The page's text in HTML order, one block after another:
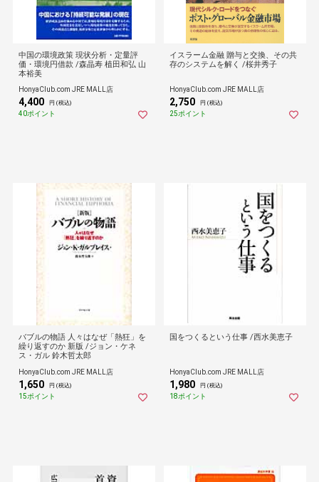
中国の環境政策 現状分析・定量評
価・環境円借款 /森晶寿 植田和弘 山
本裕美
HonyaClub.com JRE MALL店
4,400 円 (税込)
40ポイント
イスラーム金融 贈与と交換、その共
存のシステムを解く /桜井秀子
HonyaClub.com JRE MALL店
2,750 円 (税込)
25ポイント
バブルの物語 人々はなぜ「熱狂」を
繰り返すのか 新版 /ジョン・ケネ
ス・ガル 鈴木哲太郎
HonyaClub.com JRE MALL店
1,650 円 (税込)
15ポイント
国をつくるという仕事 /西水美恵子
HonyaClub.com JRE MALL店
1,980 円 (税込)
18ポイント